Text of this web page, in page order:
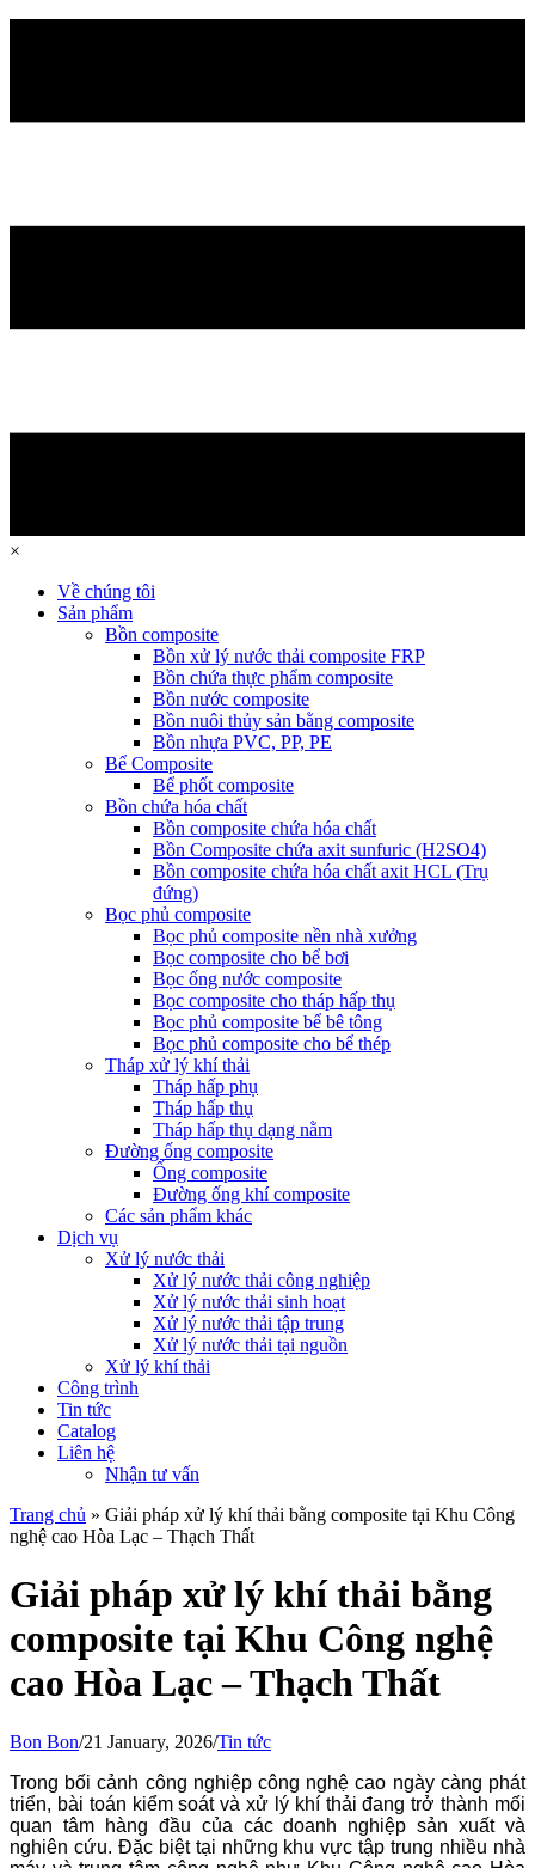
×
Về chúng tôi
Sản phẩm
Bồn composite
Bồn xử lý nước thải composite FRP
Bồn chứa thực phẩm composite
Bồn nước composite
Bồn nuôi thủy sản bằng composite
Bồn nhựa PVC, PP, PE
Bể Composite
Bể phốt composite
Bồn chứa hóa chất
Bồn composite chứa hóa chất
Bồn Composite chứa axit sunfuric (H2SO4)
Bồn composite chứa hóa chất axit HCL (Trụ
đứng)
Bọc phủ composite
Bọc phủ composite nền nhà xưởng
Bọc composite cho bể bơi
Bọc ống nước composite
Bọc composite cho tháp hấp thụ
Bọc phủ composite bể bê tông
Bọc phủ composite cho bể thép
Tháp xử lý khí thải
Tháp hấp phụ
Tháp hấp thụ
Tháp hấp thụ dạng nằm
Đường ống composite
Ống composite
Đường ống khí composite
Các sản phẩm khác
Dịch vụ
Xử lý nước thải
Xử lý nước thải công nghiệp
Xử lý nước thải sinh hoạt
Xử lý nước thải tập trung
Xử lý nước thải tại nguồn
Xử lý khí thải
Công trình
Tin tức
Catalog
Liên hệ
Nhận tư vấn
Trang chủ » Giải pháp xử lý khí thải bằng composite tại Khu Công
nghệ cao Hòa Lạc – Thạch Thất
Giải pháp xử lý khí thải bằng
composite tại Khu Công nghệ
cao Hòa Lạc – Thạch Thất
Bon Bon/21 January, 2026/Tin tức
Trong bối cảnh công nghiệp công nghệ cao ngày càng phát
triển, bài toán kiểm soát và xử lý khí thải đang trở thành mối
quan tâm hàng đầu của các doanh nghiệp sản xuất và
nghiên cứu. Đặc biệt tại những khu vực tập trung nhiều nhà